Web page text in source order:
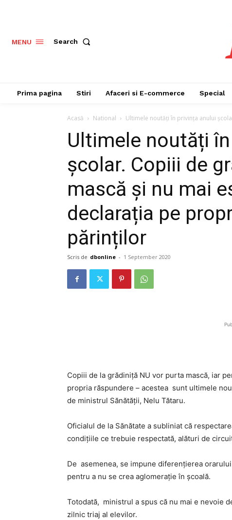
MENU Search
Prima pagina Stiri Afaceri si E-commerce Special
Acasă National Ultimele noutăți în privința anului
Ultimele noutăți
școlar. Copiii de
mască și nu mai
declarația pe
părinților
Scris de dbonline - 1 September 2020
Copiii de la grădiniță NU vor purta mască, iar
propria răspundere – acestea sunt ultimele
de ministrul Sănătății, Nelu Tătaru.
Oficialul de la Sănătate a subliniat că
condițiile ce trebuie respectată, alături de
De asemenea, se impune diferențierea
pentru a nu se crea aglomerație în școală.
Totodată, ministrul a spus că nu mai e nevoie
zilnic triaj al elevilor.